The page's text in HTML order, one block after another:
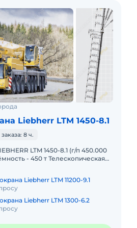
Liebherr LTM 1450-8.1
8 ч.
LTM 1450-8.1 (г/п 450.000
- 450 т Телескопическая
Liebherr LTM 11200-9.1
Liebherr LTM 1300-6.2